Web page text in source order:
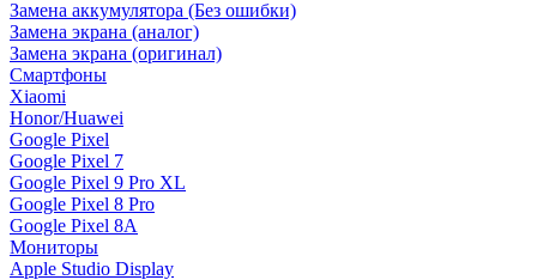
Замена аккумулятора (Без ошибки)
Замена экрана (аналог)
Замена экрана (оригинал)
Смартфоны
Xiaomi
Honor/Huawei
Google Pixel
Google Pixel 7
Google Pixel 9 Pro XL
Google Pixel 8 Pro
Google Pixel 8A
Мониторы
Apple Studio Display